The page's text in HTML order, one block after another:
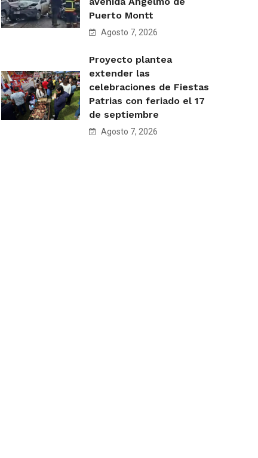
Puerto Montt
Agosto 7, 2026
Proyecto plantea
extender las
celebraciones de Fiestas
Patrias con feriado el 17
de septiembre
Agosto 7, 2026